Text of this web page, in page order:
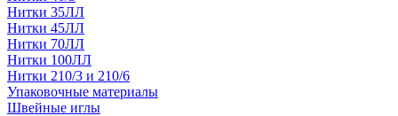
Нитки 35ЛЛ
Нитки 45ЛЛ
Нитки 70ЛЛ
Нитки 100ЛЛ
Нитки 210/3 и 210/6
Упаковочные материалы
Швейные иглы